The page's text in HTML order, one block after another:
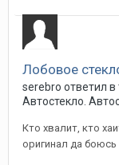
Лобовое
serebro ответил в
Автостекло.
Кто хвалит, кто
оригинал да боюсь